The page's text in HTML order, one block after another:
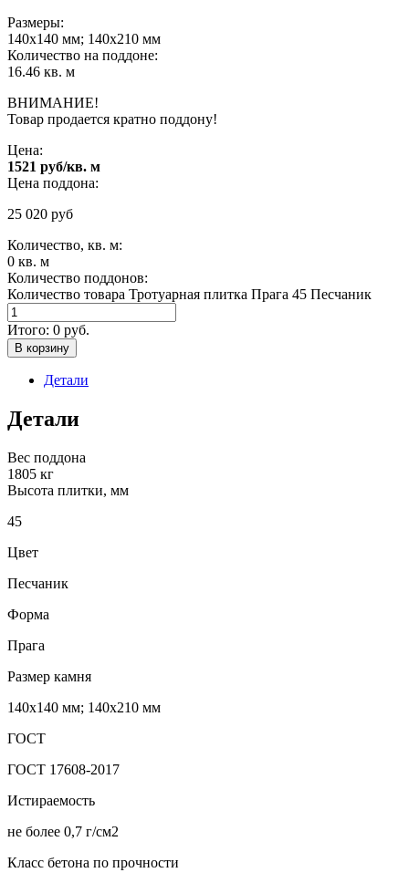
Размеры:
140х140 мм; 140х210 мм
Количество на поддоне:
16.46 кв. м
ВНИМАНИЕ!
Товар продается кратно поддону!
Цена:
1521 руб/кв. м
Цена поддона:
25 020 руб
Количество, кв. м:
0 кв. м
Количество поддонов:
Количество товара Тротуарная плитка Прага 45 Песчаник
Итого: 0 руб.
В корзину
Детали
Детали
Вес поддона
1805 кг
Высота плитки, мм
45
Цвет
Песчаник
Форма
Прага
Размер камня
140х140 мм; 140х210 мм
ГОСТ
ГОСТ 17608-2017
Истираемость
не более 0,7 г/см2
Класс бетона по прочности